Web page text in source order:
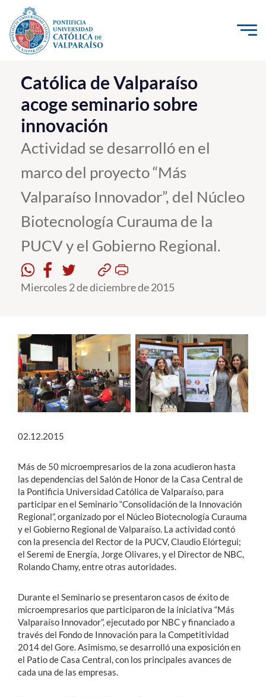
Click acá para ir directamente al contenido
La Universidad
Investigación, Creación e Innovación
PUCV Internacional
Vinculación con el Medio
Admisión
Pregrado
Formación Continua
Funcionarios
Alumni
English
Católica de Valparaíso
acoge seminario sobre
innovación
Actividad se desarrolló en el
marco del proyecto “Más
Valparaíso Innovador”, del Núcleo
Biotecnología Curauma de la
PUCV y el Gobierno Regional.
Miercoles 2 de diciembre de 2015
02.12.2015
Más de 50 microempresarios de la zona acudieron hasta
las dependencias del Salón de Honor de la Casa Central de
la Pontificia Universidad Católica de Valparaíso, para
participar en el Seminario “Consolidación de la Innovación
Regional”, organizado por el Núcleo Biotecnología Curauma
y el Gobierno Regional de Valparaíso. La actividad contó
con la presencia del Rector de la PUCV, Claudio Elórtegui;
el Seremi de Energía, Jorge Olivares, y el Director de NBC,
Rolando Chamy, entre otras autoridades.
Durante el Seminario se presentaron casos de éxito de
microempresarios que participaron de la iniciativa “Más
Valparaíso Innovador”, ejecutado por NBC y financiado a
través del Fondo de Innovación para la Competitividad
2014 del Gore. Asimismo, se desarrolló una exposición en
el Patio de Casa Central, con los principales avances de
cada una de las empresas.